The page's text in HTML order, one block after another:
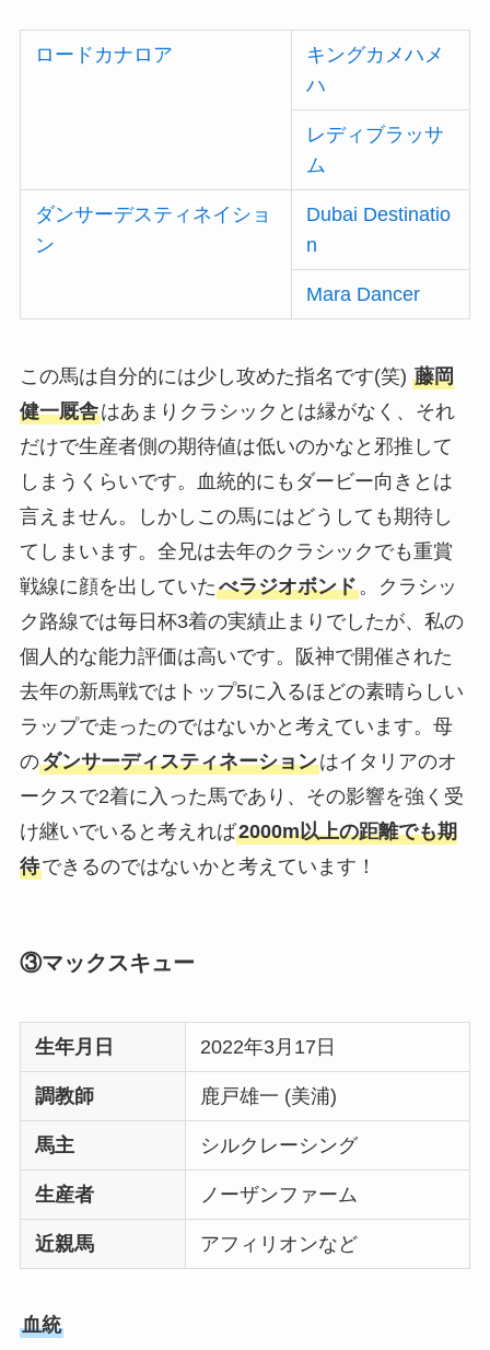
ロードカナロア
キングカメハメ
ハ
レディブラッサ
ム
ダンサーデスティネイショ
ン
Dubai Destinatio
n
Mara Dancer
この馬は自分的には少し攻めた指名です(笑) 藤岡
健一厩舎はあまりクラシックとは縁がなく、それ
だけで生産者側の期待値は低いのかなと邪推して
しまうくらいです。血統的にもダービー向きとは
言えません。しかしこの馬にはどうしても期待し
てしまいます。全兄は去年のクラシックでも重賞
戦線に顔を出していたべラジオボンド。クラシッ
ク路線では毎日杯3着の実績止まりでしたが、私の
個人的な能力評価は高いです。阪神で開催された
去年の新馬戦ではトップ5に入るほどの素晴らしい
ラップで走ったのではないかと考えています。母
のダンサーディスティネーションはイタリアのオ
ークスで2着に入った馬であり、その影響を強く受
け継いでいると考えれば2000m以上の距離でも期
待できるのではないかと考えています！
③マックスキュー
生年月日 2022年3月17日
調教師 鹿戸雄一 (美浦)
馬主 シルクレーシング
生産者 ノーザンファーム
近親馬 アフィリオンなど
血統